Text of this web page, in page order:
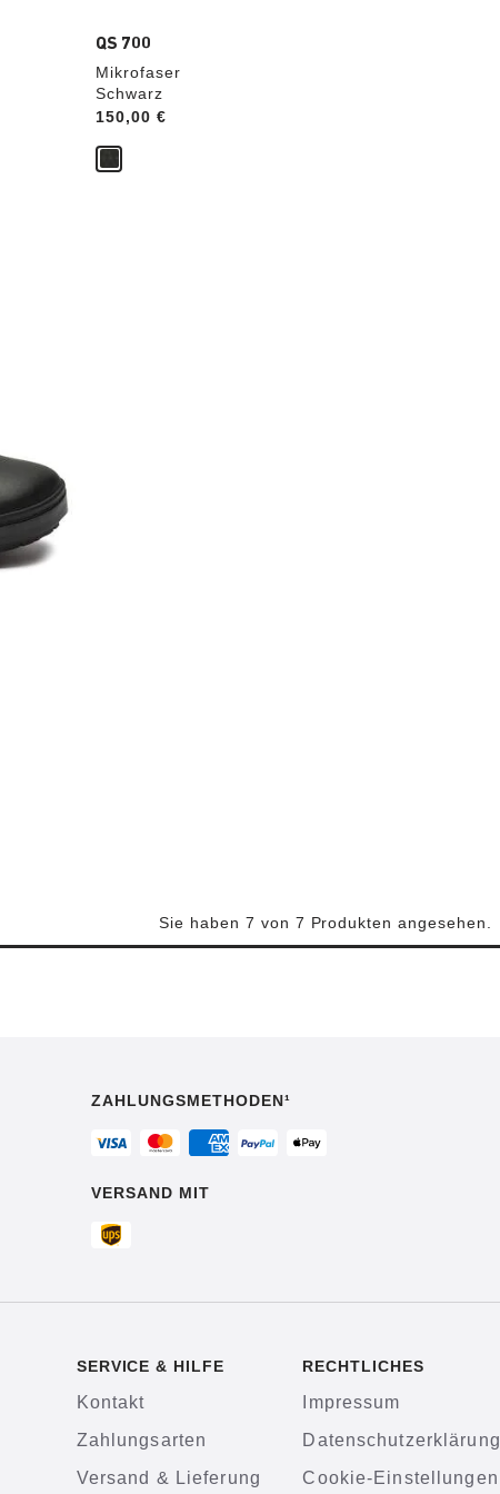
QS 700
Mikrofaser
Schwarz
Price:
150,00 €
Sie haben 7 von 7 Produkten angesehen.
ZAHLUNGSMETHODEN¹
VERSAND MIT
SERVICE & HILFE
Kontakt
Zahlungsarten
Versand & Lieferung
RECHTLICHES
Impressum
Datenschutzerklärung
Cookie-Einstellungen